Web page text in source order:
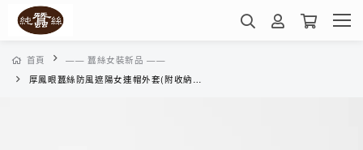
首頁
—— 蠶絲女裝新品 ——
厚鳳眼蠶絲防風遮陽女連帽外套(附收納袋)-WWK2BL0327(桃花粉)